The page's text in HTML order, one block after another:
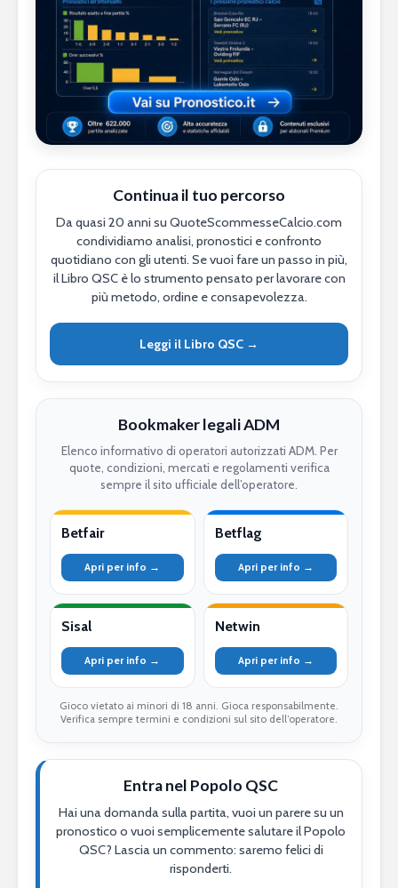
Continua il tuo percorso
Da quasi 20 anni su QuoteScommesseCalcio.com
condividiamo analisi, pronostici e confronto
quotidiano con gli utenti. Se vuoi fare un passo in più,
il Libro QSC è lo strumento pensato per lavorare con
più metodo, ordine e consapevolezza.
Leggi il Libro QSC →
Bookmaker legali ADM
Elenco informativo di operatori autorizzati ADM. Per
quote, condizioni, mercati e regolamenti verifica
sempre il sito ufficiale dell’operatore.
Betfair
Apri per info →
Betflag
Apri per info →
Sisal
Apri per info →
Netwin
Apri per info →
Gioco vietato ai minori di 18 anni. Gioca responsabilmente.
Verifica sempre termini e condizioni sul sito dell’operatore.
Entra nel Popolo QSC
Hai una domanda sulla partita, vuoi un parere su un
pronostico o vuoi semplicemente salutare il Popolo
QSC? Lascia un commento: saremo felici di
risponderti.